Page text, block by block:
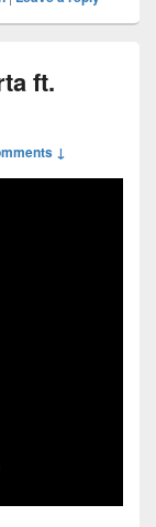
ft.
↓